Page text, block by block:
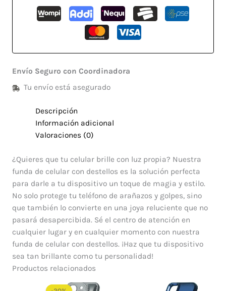
Envío Seguro con Coordinadora
Tu envío está asegurado
Descripción
Información adicional
Valoraciones (0)
¿Quieres que tu celular brille con luz propia? Nuestra
funda de celular con destellos es la solución perfecta
para darle a tu dispositivo un toque de magia y estilo.
No solo protege tu teléfono de arañazos y golpes, sino
que también lo convierte en una joya reluciente que no
pasará desapercibida. Sé el centro de atención en
cualquier lugar y en cualquier momento con nuestra
funda de celular con destellos. ¡Haz que tu dispositivo
sea tan brillante como tu personalidad!
Productos relacionados
precio